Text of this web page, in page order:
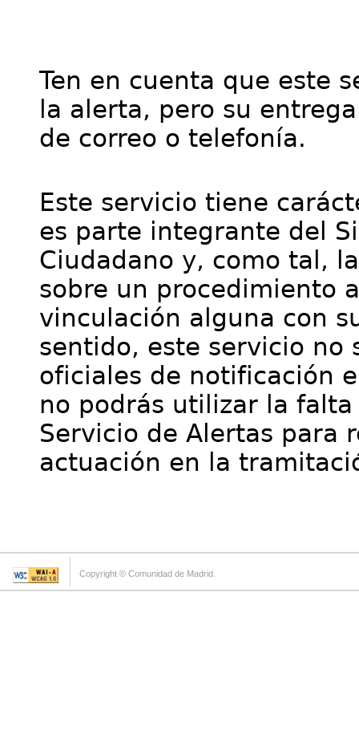
Ten en cuenta que este
la alerta, pero su
de correo o telefonía.
Este servicio tiene
es parte integrante del
Ciudadano y, como tal,
sobre un procedimiento
vinculación alguna con
sentido, este servicio no
oficiales de notificación
no podrás utilizar la
Servicio de Alertas para
actuación en la
Copyright © Comunidad de Madrid.